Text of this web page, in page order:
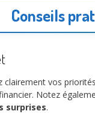
Conseils
clairement vos
Notez
surprises.